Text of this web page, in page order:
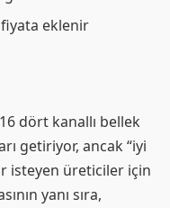
eklenir
dört kanallı bellek
getiriyor, ancak “iyi
isteyen üreticiler için
yanı sıra,